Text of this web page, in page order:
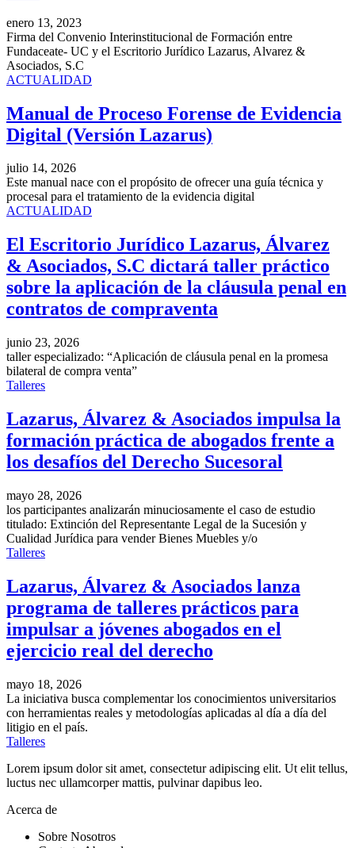
enero 13, 2023
Firma del Convenio Interinstitucional de Formación entre
Fundaceate- UC y el Escritorio Jurídico Lazarus, Alvarez &
Asociados, S.C
ACTUALIDAD
Manual de Proceso Forense de Evidencia
Digital (Versión Lazarus)
julio 14, 2026
Este manual nace con el propósito de ofrecer una guía técnica y
procesal para el tratamiento de la evidencia digital
ACTUALIDAD
El Escritorio Jurídico Lazarus, Álvarez
& Asociados, S.C dictará taller práctico
sobre la aplicación de la cláusula penal en
contratos de compraventa
junio 23, 2026
taller especializado: “Aplicación de cláusula penal en la promesa
bilateral de compra venta”
Talleres
Lazarus, Álvarez & Asociados impulsa la
formación práctica de abogados frente a
los desafíos del Derecho Sucesoral
mayo 28, 2026
los participantes analizarán minuciosamente el caso de estudio
titulado: Extinción del Representante Legal de la Sucesión y
Cualidad Jurídica para vender Bienes Muebles y/o
Talleres
Lazarus, Álvarez & Asociados lanza
programa de talleres prácticos para
impulsar a jóvenes abogados en el
ejercicio real del derecho
mayo 18, 2026
La iniciativa busca complementar los conocimientos universitarios
con herramientas reales y metodologías aplicadas al día a día del
litigio en el país.
Talleres
Lorem ipsum dolor sit amet, consectetur adipiscing elit. Ut elit tellus,
luctus nec ullamcorper mattis, pulvinar dapibus leo.
Acerca de
Sobre Nosotros